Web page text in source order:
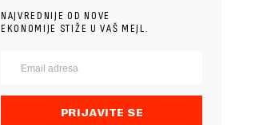
NAJVREDNIJE OD NOVE
EKONOMIJE STIŽE U VAŠ MEJL.
PRIJAVITE SE